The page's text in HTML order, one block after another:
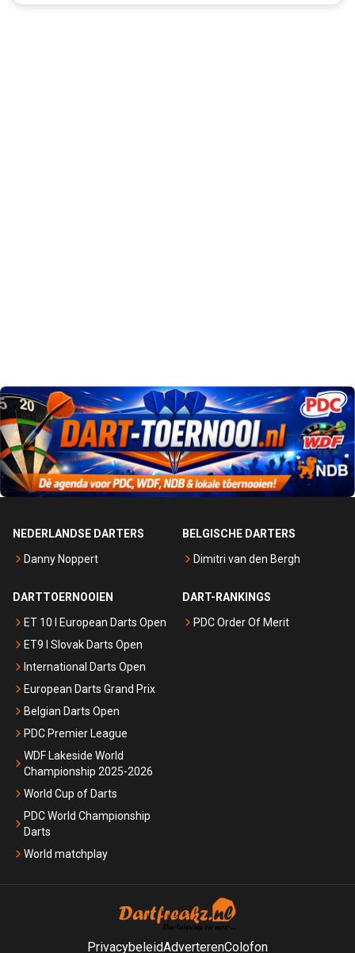
NEDERLANDSE DARTERS
Danny Noppert
BELGISCHE DARTERS
Dimitri van den Bergh
DARTTOERNOOIEN
ET 10 I European Darts Open
ET9 I Slovak Darts Open
International Darts Open
European Darts Grand Prix
Belgian Darts Open
PDC Premier League
WDF Lakeside World
Championship 2025-2026
World Cup of Darts
PDC World Championship
Darts
World matchplay
DART-RANKINGS
PDC Order Of Merit
PrivacybeleidAdverterenColofon